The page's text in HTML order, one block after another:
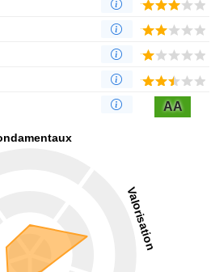
AA